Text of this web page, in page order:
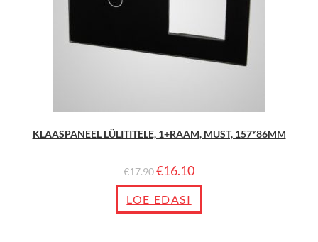
KLAASPANEEL LÜLITITELE, 1+RAAM, MUST, 157*86MM
€17.90€16.10
LOE EDASI